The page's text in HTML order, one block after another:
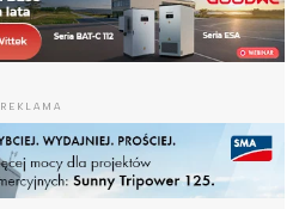
REKLAMA